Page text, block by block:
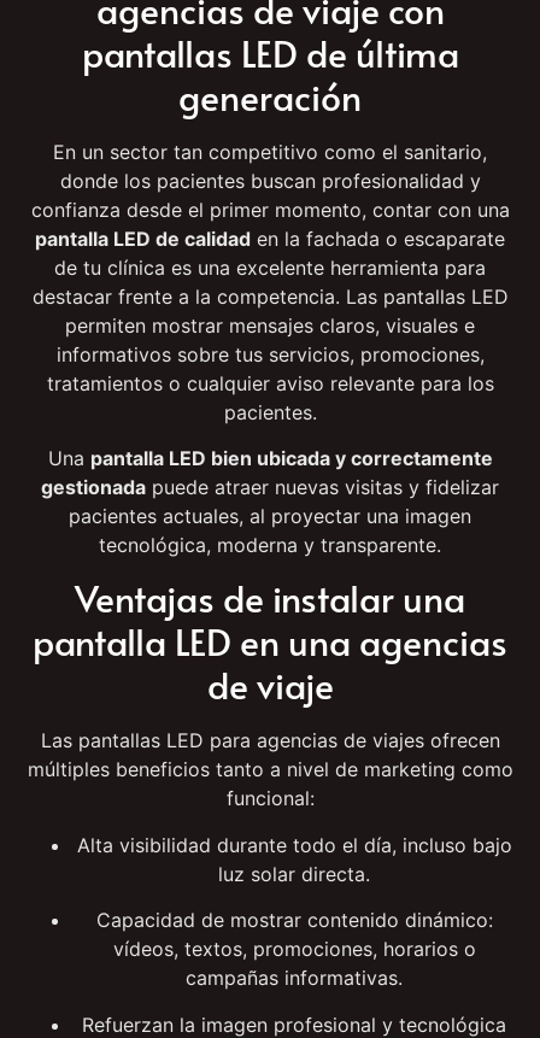
Mejora la presencia de tu
agencias de viaje con
pantallas LED de última
generación
En un sector tan competitivo como el sanitario,
donde los pacientes buscan profesionalidad y
confianza desde el primer momento, contar con una
pantalla LED de calidaden la fachada o escaparate
de tu clínica es una excelente herramienta para
destacar frente a la competencia. Las pantallas LED
permiten mostrar mensajes claros, visuales e
informativos sobre tus servicios, promociones,
tratamientos o cualquier aviso relevante para los
pacientes.
Unapantalla LED bien ubicada y correctamente
gestionadapuede atraer nuevas visitas y fidelizar
tecnológica, moderna y transparente.
Ventajas de instalar una
pantalla LED en una agencias
de viaje
Las pantallas LED para agencias de viajes ofrecen
múltiples beneficios tanto a nivel de marketing como
funcional:
Alta visibilidad durante todo el día, incluso bajo
luz solar directa.
Capacidad de mostrar contenido dinámico:
vídeos, textos, promociones, horarios o